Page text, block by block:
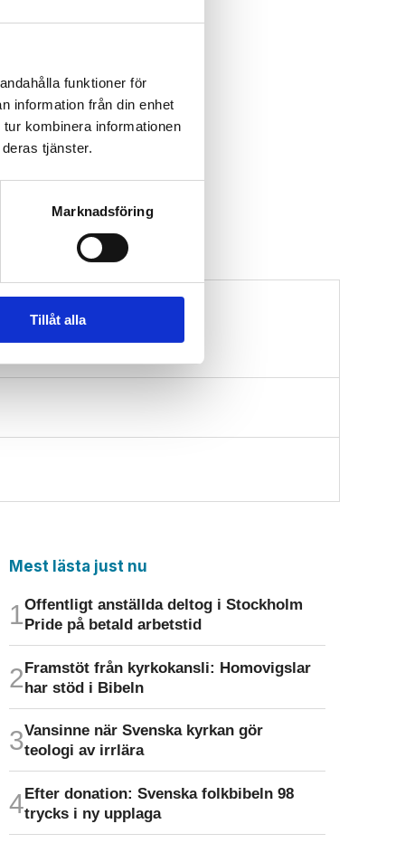
funktioner för
information från din enhet
kombinera informationen
tjänster.
Marknadsföring
Tillåt alla
Mest lästa just nu
Offentligt anställda deltog i Stockholm
Pride på betald arbetstid
Framstöt från kyrkokansli: Homo­vigslar
har stöd i Bibeln
Vansinne när Svenska kyrkan gör
teologi av irrlära
Efter donation: Svenska folkbibeln 98
trycks i ny upplaga